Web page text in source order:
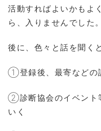
活動すればよいかもよ
ら、入りませんでした。
後に、色々と話を聞くと
①登録後、最寄などの
②診断協会のイベント
いく